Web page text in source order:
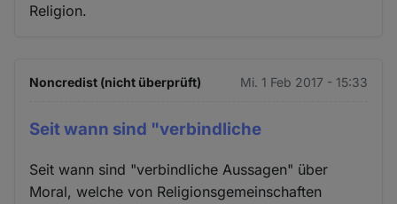
Religion.
Noncredist (nicht überprüft) Mi. 1 Feb 2017 - 15:33
Seit wann sind "verbindliche
Seit wann sind "verbindliche Aussagen" über
Moral, welche von Religionsgemeinschaften